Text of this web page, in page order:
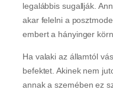
legalábbis sugallják.
akar felelni a
embert a hányinger
Ha valaki az államtól
befektet. Akinek nem
annak a szemében ez